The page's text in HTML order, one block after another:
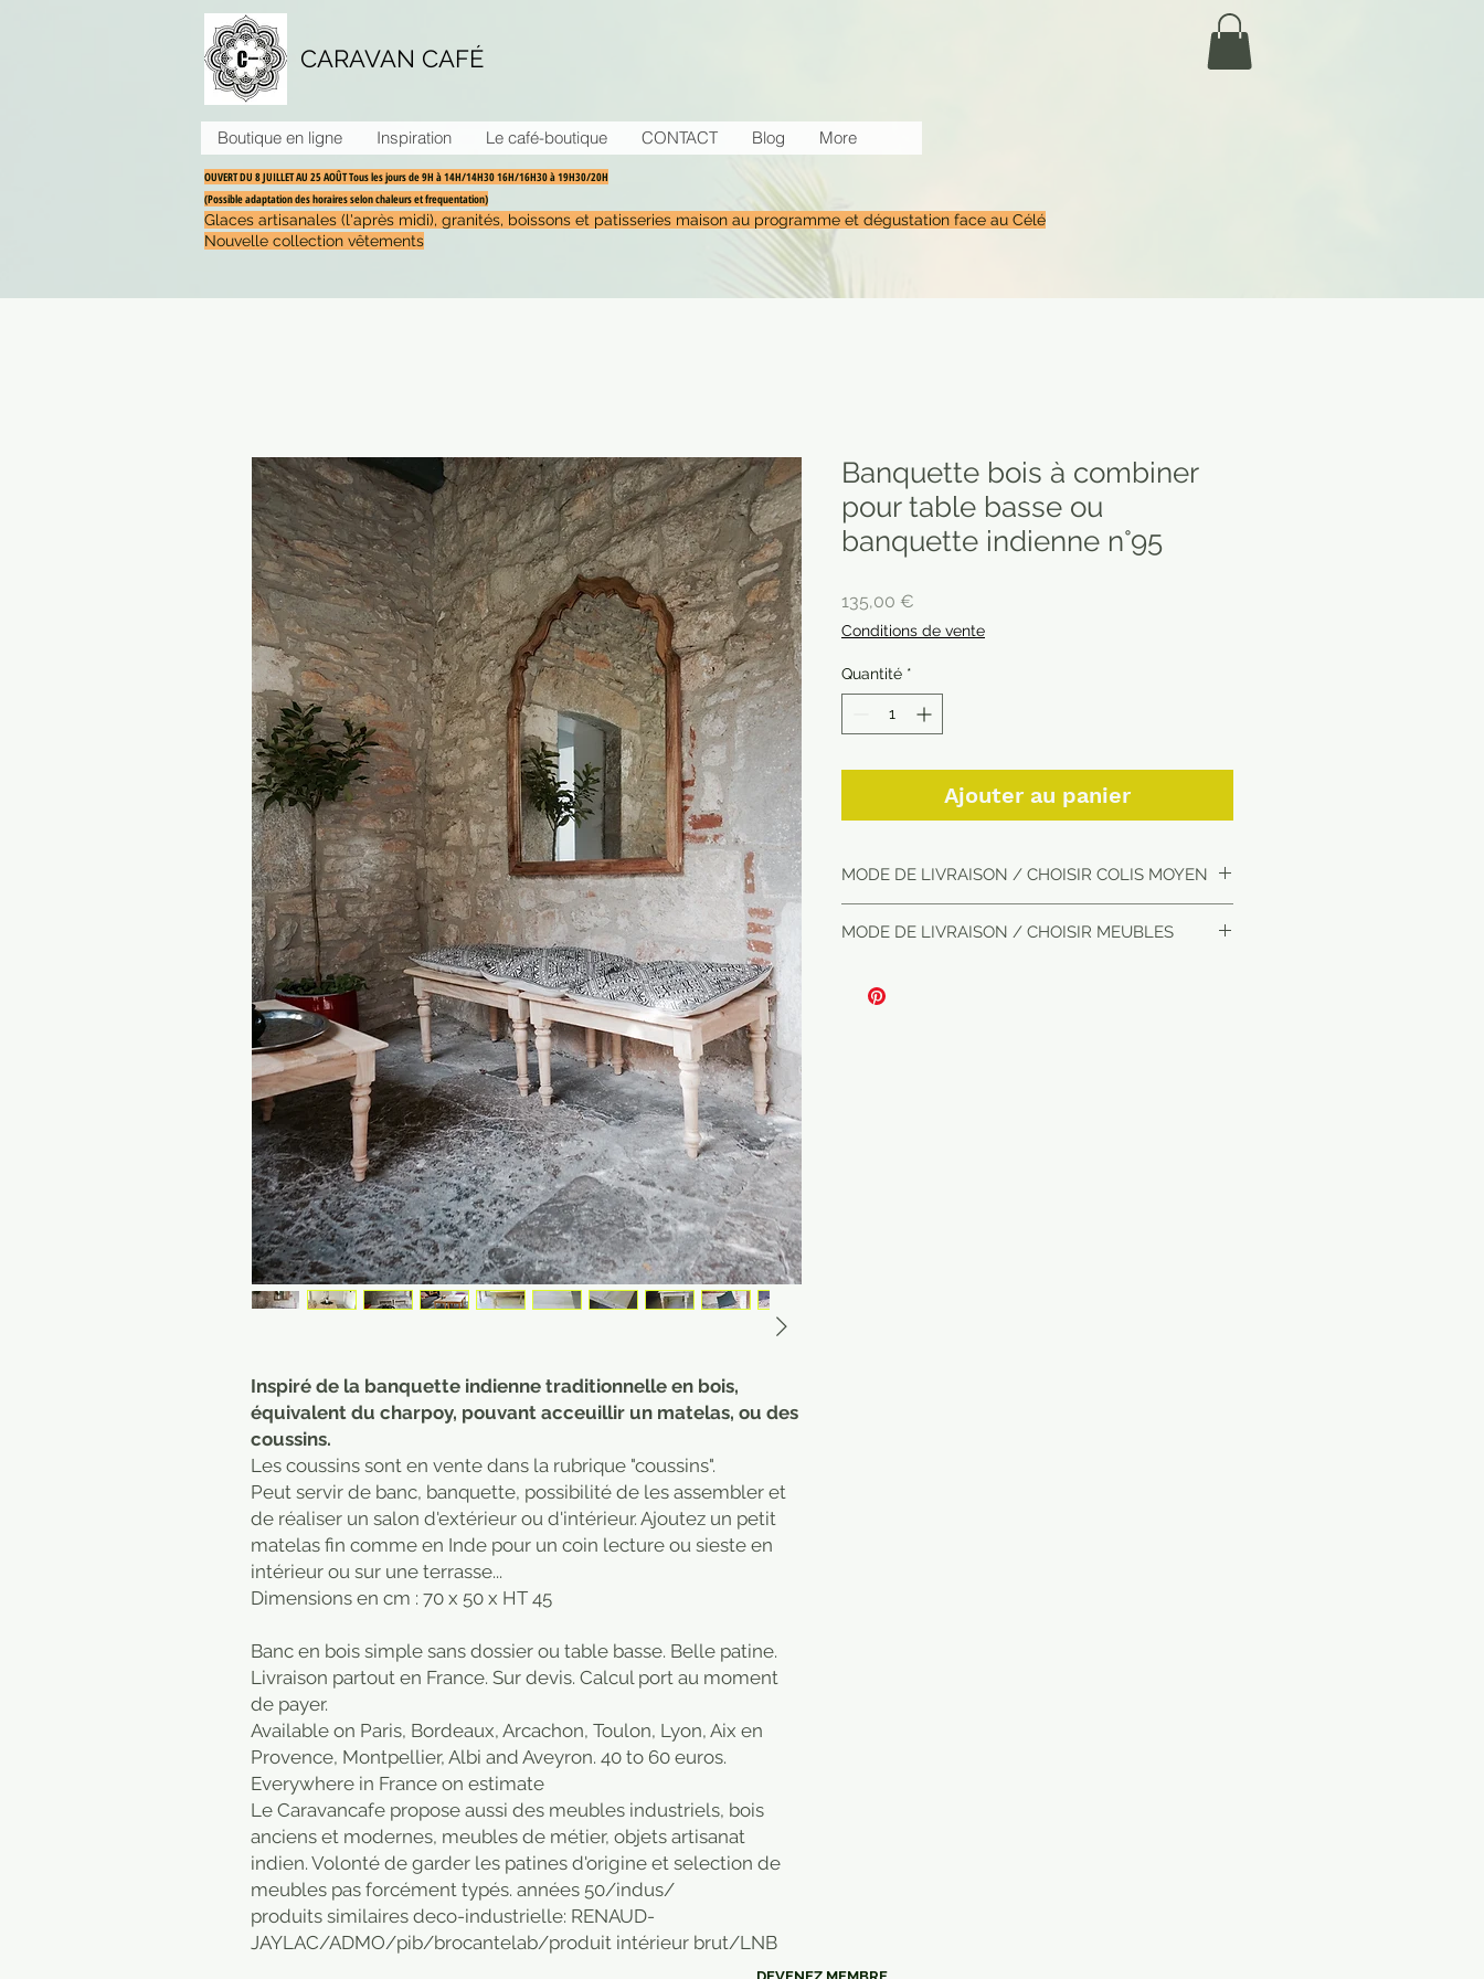
CARAVAN CAFÉ
Boutique en ligne Inspiration Le café-boutique CONTACT Blog More
OUVERT DU 8 JUILLET AU 25 AOÛT Tous les jours de 9H à 14H/14H30 16H/16H30 à 19H30/20H
(Possible adaptation des horaires selon chaleurs et frequentation)
Glaces artisanales (l'après midi), granités, boissons et patisseries maison au programme et dégustation face au Célé
Nouvelle collection vêtements
Inspiré de la banquette indienne traditionnelle en bois,
équivalent du charpoy, pouvant acceuillir un matelas, ou des
coussins.
Les coussins sont en vente dans la rubrique "coussins".
Peut servir de banc, banquette, possibilité de les assembler et
de réaliser un salon d'extérieur ou d'intérieur. Ajoutez un petit
matelas fin comme en Inde pour un coin lecture ou sieste en
intérieur ou sur une terrasse...
Dimensions en cm : 70 x 50 x HT 45
Banc en bois simple sans dossier ou table basse. Belle patine.
Livraison partout en France. Sur devis. Calcul port au moment
de payer.
Available on Paris, Bordeaux, Arcachon, Toulon, Lyon, Aix en
Provence, Montpellier, Albi and Aveyron. 40 to 60 euros.
Everywhere in France on estimate
Le Caravancafe propose aussi des meubles industriels, bois
anciens et modernes, meubles de métier, objets artisanat
indien. Volonté de garder les patines d'origine et selection de
meubles pas forcément typés. années 50/indus/
produits similaires deco-industrielle: RENAUD-
JAYLAC/ADMO/pib/brocantelab/produit intérieur brut/LNB
Banquette bois à combiner
pour table basse ou
banquette indienne n°95
135,00 €
Conditions de vente
Quantité *
Ajouter au panier
MODE DE LIVRAISON / CHOISIR COLIS MOYEN
MODE DE LIVRAISON / CHOISIR MEUBLES